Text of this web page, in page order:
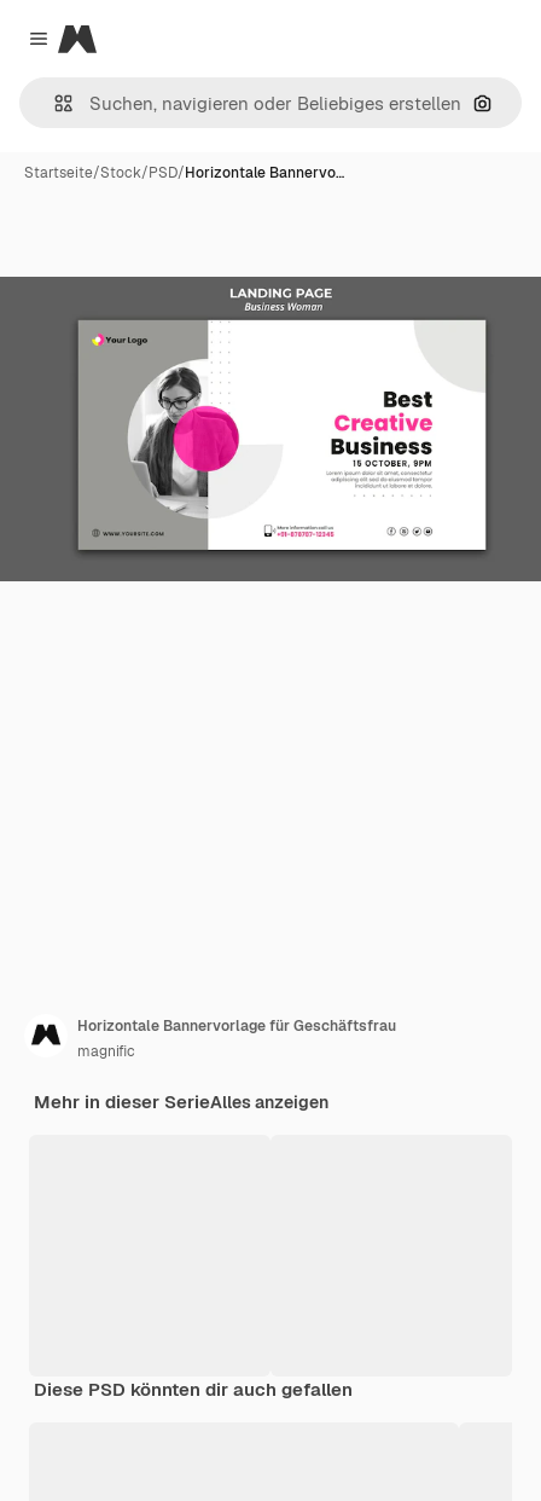
Close menu
Magnific
Nach
Startseite/Stock/PSD/Horizontale Bannervo…
Horizontale Bannervorlage für Geschäftsfrau
magnific
Mehr in dieser SerieAlles anzeigen
Diese PSD könnten dir auch gefallen